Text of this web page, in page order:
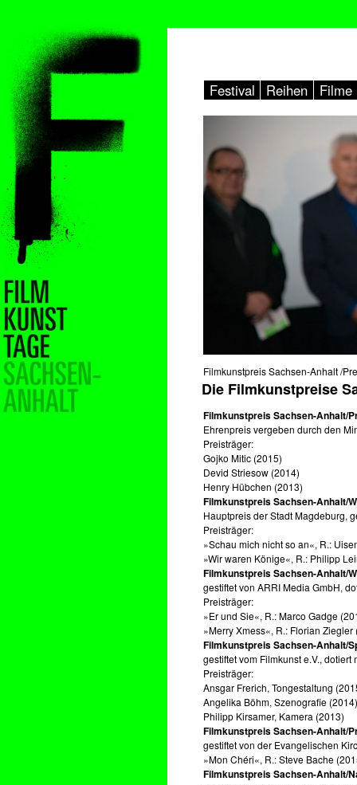
Festival Reihen Filme
Filmkunstpreis Sachsen-Anhalt /
Die Filmkunstpreise
Filmkunstpreis Sachsen-Anhalt/
Ehrenpreis vergeben durch den
Preisträger:
Gojko Mitic (2015)
Devid Striesow (2014)
Henry Hübchen (2013)
Filmkunstpreis Sachsen-Anhalt/
Hauptpreis der Stadt Magdeburg,
Preisträger:
»Schau mich nicht so an«, R.:
»Wir waren Könige«, R.: Philipp
Filmkunstpreis Sachsen-Anhalt/
gestiftet von ARRI Media GmbH,
Preisträger:
»Er und Sie«, R.: Marco Gadge
»Merry Xmess«, R.: Florian Ziegler
Filmkunstpreis Sachsen-Anhalt/
gestiftet vom Filmkunst e.V., dotiert
Preisträger:
Ansgar Frerich, Tongestaltung
Angelika Böhm, Szenografie (2014)
Philipp Kirsamer, Kamera (2013)
Filmkunstpreis Sachsen-Anhalt/
gestiftet von der Evangelischen
»Mon Chéri«, R.: Steve Bache
Filmkunstpreis Sachsen-Anhalt/